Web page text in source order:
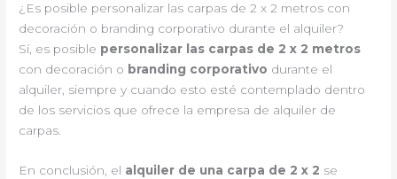
¿Es posible personalizar las carpas de 2 x 2 metros con
decoración o branding corporativo durante el alquiler?
Sí, es posible personalizar las carpas de 2 x 2 metros
con decoración o branding corporativo durante el
alquiler, siempre y cuando esto esté contemplado dentro
de los servicios que ofrece la empresa de alquiler de
carpas.
En conclusión, el alquiler de una carpa de 2 x 2 se